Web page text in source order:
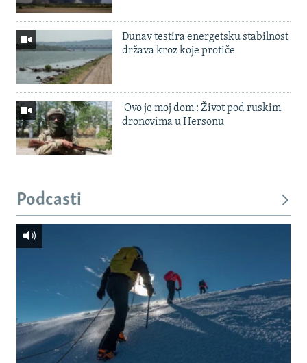
Dunav testira energetsku stabilnost
država kroz koje protiče
'Ovo je moj dom': Život pod ruskim
dronovima u Hersonu
Podcasti